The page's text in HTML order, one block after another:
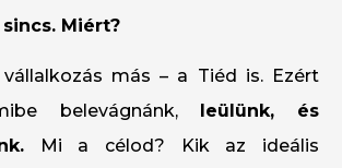
Miért?
más – a Tiéd is. Ezért
belevágnánk, leülünk, és
Mi a célod? Kik az ideális